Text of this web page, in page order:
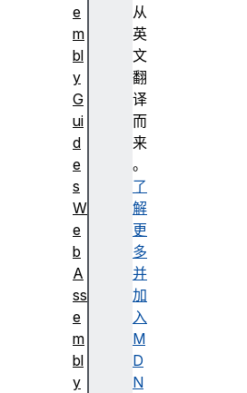
从
英
文
翻
译
而
来
。
了
解
更
多
并
加
入
M
D
N
e
m
bl
y
G
ui
d
e
s
W
e
b
A
ss
e
m
bl
y